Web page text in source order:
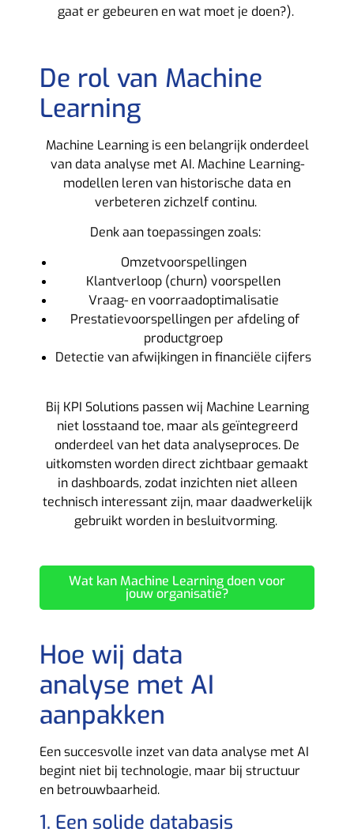
gaat er gebeuren en wat moet je doen?).
De rol van Machine
Learning
Machine Learning is een belangrijk onderdeel
van data analyse met AI. Machine Learning-
modellen leren van historische data en
verbeteren zichzelf continu.
Denk aan toepassingen zoals:
Omzetvoorspellingen
Klantverloop (churn) voorspellen
Vraag- en voorraadoptimalisatie
Prestatievoorspellingen per afdeling of
productgroep
Detectie van afwijkingen in financiële cijfers
Bij KPI Solutions passen wij Machine Learning
niet losstaand toe, maar als geïntegreerd
onderdeel van het data analyseproces. De
uitkomsten worden direct zichtbaar gemaakt
in dashboards, zodat inzichten niet alleen
technisch interessant zijn, maar daadwerkelijk
gebruikt worden in besluitvorming.
Wat kan Machine Learning doen voor
jouw organisatie?
Hoe wij data
analyse met AI
aanpakken
Een succesvolle inzet van data analyse met AI
begint niet bij technologie, maar bij structuur
en betrouwbaarheid.
1. Een solide databasis